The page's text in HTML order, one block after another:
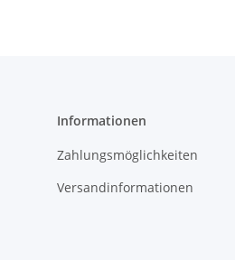
Informationen
Zahlungsmöglichkeiten
Versandinformationen